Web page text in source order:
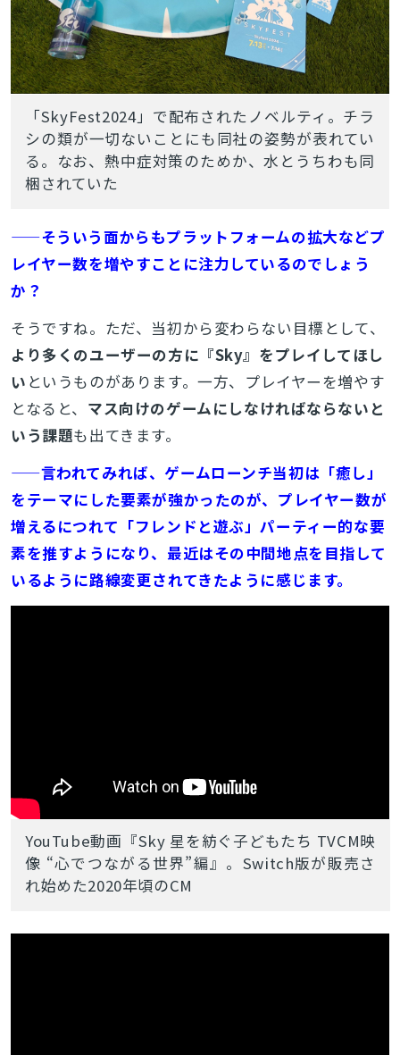
「SkyFest2024」で配布されたノベルティ。チラ
シの類が一切ないことにも同社の姿勢が表れてい
る。なお、熱中症対策のためか、水とうちわも同
梱されていた
——そういう面からもプラットフォームの拡大などプ
レイヤー数を増やすことに注力しているのでしょう
か？
そうですね。ただ、当初から変わらない目標として、
より多くのユーザーの方に『Sky』をプレイしてほし
い というものがあります。一方、プレイヤーを増やす
となると、 マス向けのゲームにしなければならないと
いう課題も出てきます。
——言われてみれば、ゲームローンチ当初は「癒し」
をテーマにした要素が強かったのが、プレイヤー数が
増えるにつれて「フレンドと遊ぶ」パーティー的な要
素を推すようになり、最近はその中間地点を目指して
いるように路線変更されてきたように感じます。
YouTube動画『Sky 星を紡ぐ子どもたち TVCM映
像 “心でつながる世界”編』。Switch版が販売さ
れ始めた2020年頃のCM